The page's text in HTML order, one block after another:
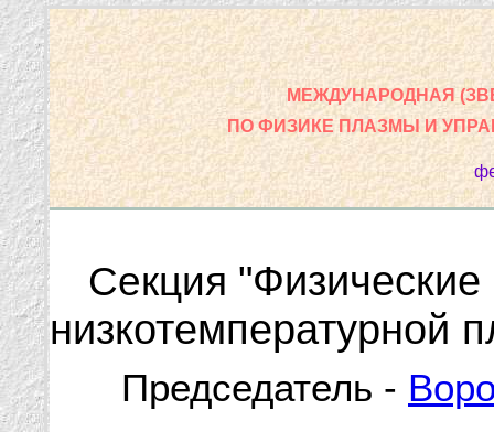
МЕЖДУНАРОДНАЯ
ПО ФИЗИКЕ ПЛАЗМЫ И
Секция
низкотемпературной
Председатель -